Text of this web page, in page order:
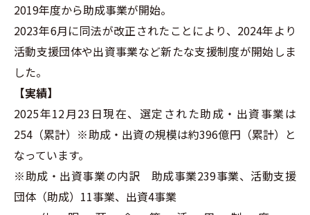
2019年度から助成事業が開始。
2023年6月に同法が改正されたことにより、2024年より
活動支援団体や出資事業など新たな支援制度が開始しま
した。
【実績】
2025年12月23日現在、選定された助成・出資事業は
254（累計）※助成・出資の規模は約396億円（累計）と
なっています。
※助成・出資事業の内訳 助成事業239事業、活動支援
団体（助成）11事業、出資4事業